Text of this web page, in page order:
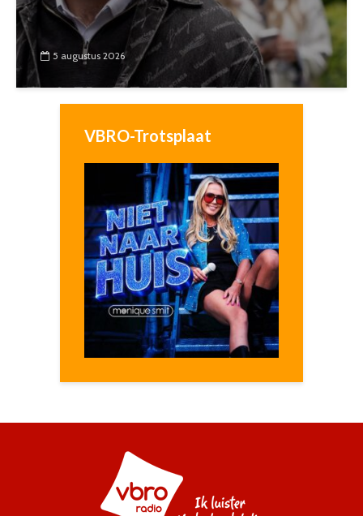
5 augustus 2026
VBRO-Trotsplaat